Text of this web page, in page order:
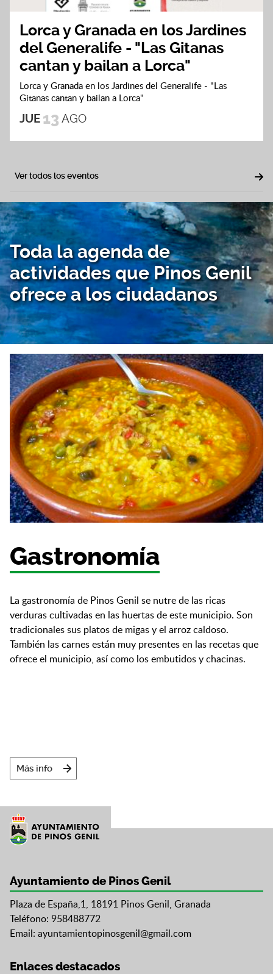
Lorca y Granada en los Jardines
del Generalife - "Las Gitanas
cantan y bailan a Lorca"
Lorca y Granada en los Jardines del Generalife - "Las
Gitanas cantan y bailan a Lorca"
JUE 13 AGO
Ver todos los eventos
Toda la agenda de
actividades que Pinos Genil
ofrece a los ciudadanos
Gastronomía
La gastronomía de Pinos Genil se nutre de las ricas
verduras cultivadas en las huertas de este municipio. Son
tradicionales sus platos de migas y el arroz caldoso.
También las carnes están muy presentes en las recetas que
ofrece el municipio, así como los embutidos y chacinas.
Más info
Ayuntamiento de Pinos Genil
Plaza de España,1, 18191 Pinos Genil, Granada
Teléfono: 958488772
Email: ayuntamientopinosgenil@gmail.com
Enlaces destacados